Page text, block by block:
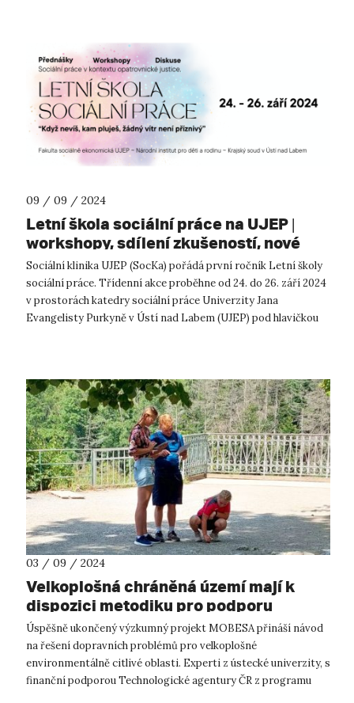
09 / 09 / 2024
Letní škola sociální práce na UJEP |
workshopy, sdílení zkušeností, nové
kontakty v sociálních oblastech
Sociální klinika UJEP (SocKa) pořádá první ročník Letní školy
sociální práce. Třídenní akce proběhne od 24. do 26. září 2024
v prostorách katedry sociální práce Univerzity Jana
Evangelisty Purkyně v Ústí nad Labem (UJEP) pod hlavičkou
03 / 09 / 2024
Velkoplošná chráněná území mají k
dispozici metodiku pro podporu
udržitelného rozvoje mobility
Úspěšně ukončený výzkumný projekt MOBESA přináší návod
na řešení dopravních problémů pro velkoplošné
environmentálně citlivé oblasti. Experti z ústecké univerzity, s
finanční podporou Technologické agentury ČR z programu